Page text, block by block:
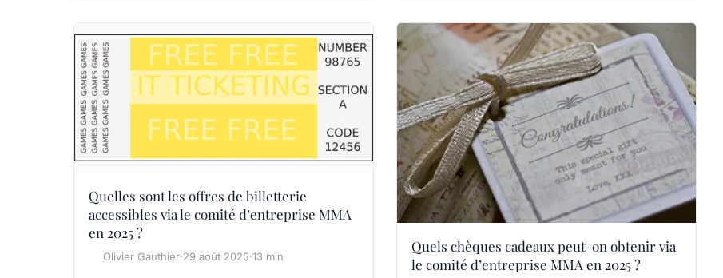
Quelles sont les offres de billetterie
accessibles via le comité d’entreprise MMA
en 2025 ?
Olivier Gauthier·29 août 2025·13 min
Quels chèques cadeaux peut-on obtenir via
le comité d’entreprise MMA en 2025 ?